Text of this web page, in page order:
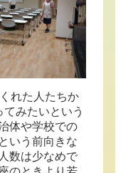
れた人たちか
みたいという
体や学校での
いう前向きな
数は少なめで